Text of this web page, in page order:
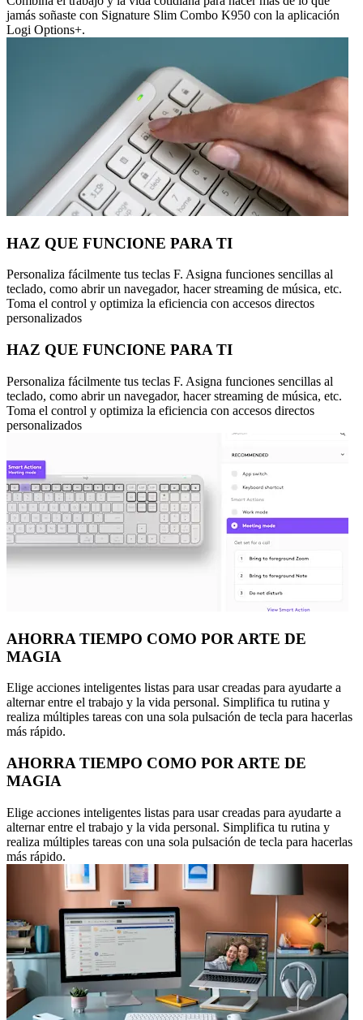
jamás soñaste con Signature Slim Combo K950 con la aplicación
Logi Options+.
HAZ QUE FUNCIONE PARA TI
Personaliza fácilmente tus teclas F. Asigna funciones sencillas al
teclado, como abrir un navegador, hacer streaming de música, etc.
Toma el control y optimiza la eficiencia con accesos directos
personalizados
HAZ QUE FUNCIONE PARA TI
Personaliza fácilmente tus teclas F. Asigna funciones sencillas al
teclado, como abrir un navegador, hacer streaming de música, etc.
Toma el control y optimiza la eficiencia con accesos directos
personalizados
AHORRA TIEMPO COMO POR ARTE DE
MAGIA
Elige acciones inteligentes listas para usar creadas para ayudarte a
alternar entre el trabajo y la vida personal. Simplifica tu rutina y
realiza múltiples tareas con una sola pulsación de tecla para hacerlas
más rápido.
AHORRA TIEMPO COMO POR ARTE DE
MAGIA
Elige acciones inteligentes listas para usar creadas para ayudarte a
alternar entre el trabajo y la vida personal. Simplifica tu rutina y
realiza múltiples tareas con una sola pulsación de tecla para hacerlas
más rápido.